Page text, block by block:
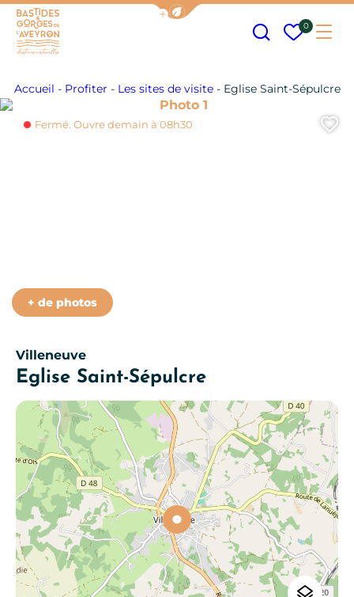
Afficher la barre de navigation
Mes
0
Accueil - Profiter - Les sites de visite- Eglise Saint-Sépulcre
Villeneuve
Eglise Saint-Sépulcre
Photo 1
+ de photos
Fermé. Ouvre demain à 08h30